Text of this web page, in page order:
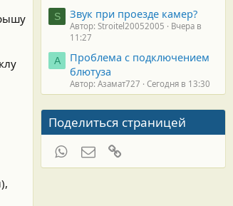
S Звук при проезде камер?
Автор: Stroitel20052005
Вчера в
11:27
А
Проблема с подключением
блютуза
Автор: Азамат727 Сегодня в 13:30
Поделиться страницей
WhatsAppЭлектронная почта